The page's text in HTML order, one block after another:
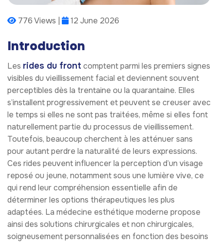
776 Views | 12 June 2026
Introduction
Les rides du front comptent parmi les premiers signes
visibles du vieillissement facial et deviennent souvent
perceptibles dès la trentaine ou la quarantaine. Elles
s’installent progressivement et peuvent se creuser avec
le temps si elles ne sont pas traitées, même si elles font
naturellement partie du processus de vieillissement.
Toutefois, beaucoup cherchent à les atténuer sans
pour autant perdre la naturalité de leurs expressions.
Ces rides peuvent influencer la perception d’un visage
reposé ou jeune, notamment sous une lumière vive, ce
qui rend leur compréhension essentielle afin de
déterminer les options thérapeutiques les plus
adaptées. La médecine esthétique moderne propose
ainsi des solutions chirurgicales et non chirurgicales,
soigneusement personnalisées en fonction des besoins